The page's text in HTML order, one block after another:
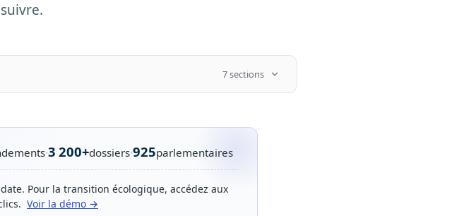
7 sections
·3 200+dossiers·925parlementaires
Pour la transition écologique, accédez aux
Voir la démo →